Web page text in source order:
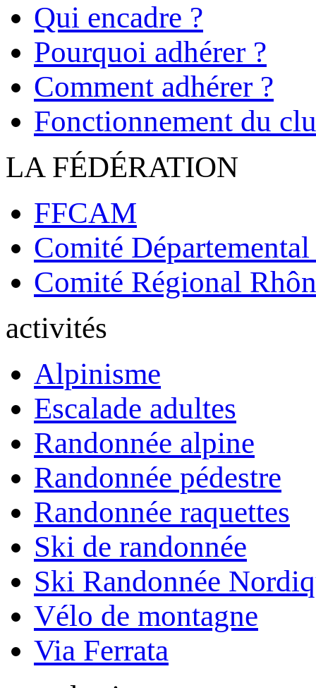
Qui encadre ?
Pourquoi adhérer ?
Comment adhérer ?
Fonctionnement du
LA FÉDÉRATION
FFCAM
Comité
Comité Régional
activités
Alpinisme
Escalade adultes
Randonnée alpine
Randonnée pédestre
Randonnée raquettes
Ski de randonnée
Ski Randonnée
Vélo de montagne
Via Ferrata